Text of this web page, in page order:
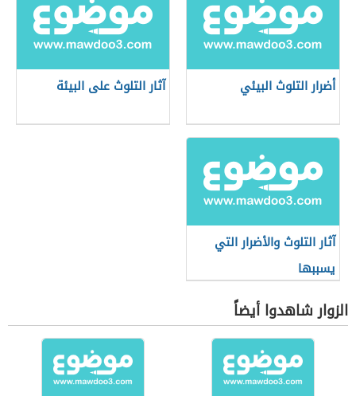
أضرار التلوث البيئي آثار التلوث على البيئة
آثار التلوث والأضرار التي
يسببها
الزوار شاهدوا أيضاً